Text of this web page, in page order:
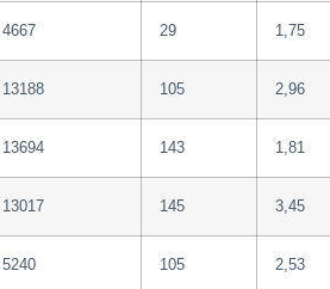
4667 29 1,75
13188 105 2,96
13694 143 1,81
13017 145 3,45
5240 105 2,53